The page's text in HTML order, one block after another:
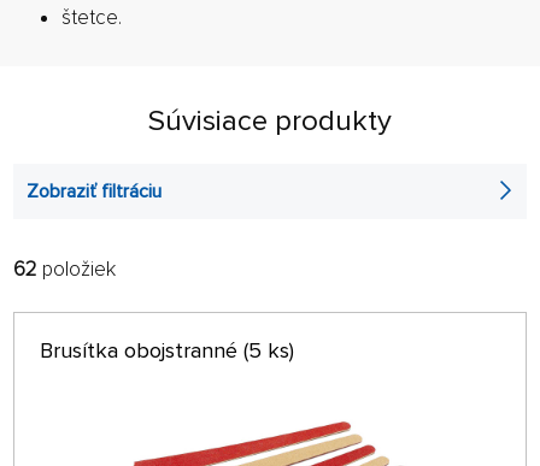
štetce.
Súvisiace produkty
Zobraziť filtráciu
FILTROVAŤ:
ABECEDNE
62 položiek
Brusítka obojstranné (5 ks)